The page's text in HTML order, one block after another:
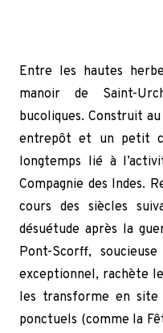
Entre les hautes
manoir de Saint-
bucoliques. Construit
entrepôt et un petit
longtemps lié à
Compagnie des Indes.
cours des siècles
désuétude après la
Pont-Scorff,
exceptionnel, rachète
les transforme en site
ponctuels (comme la